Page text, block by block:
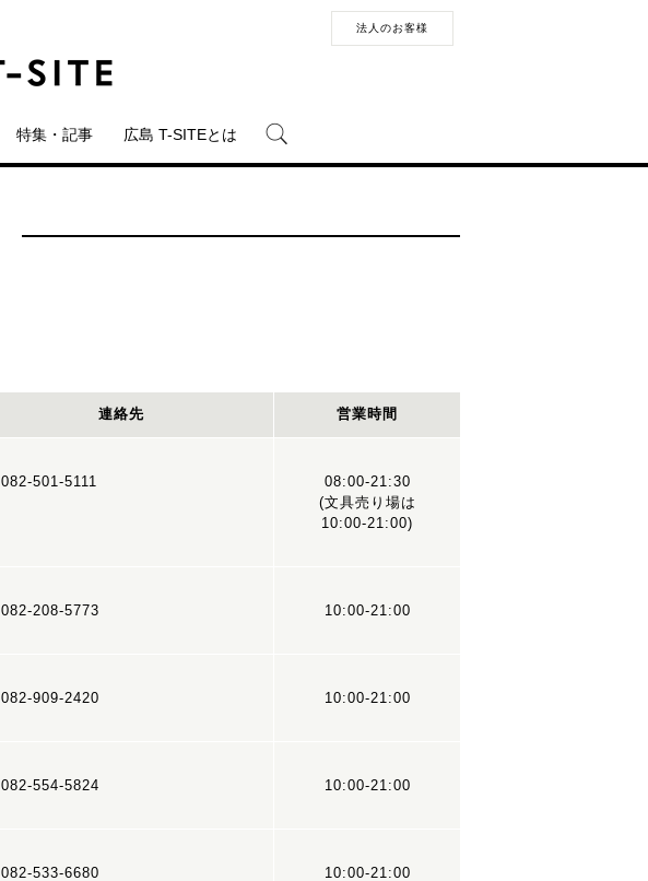
法人のお客様
特集・記事 広島 T-SITEとは
連絡先 営業時間
082-501-5111
08:00-21:30
(文具売り場は
10:00-21:00)
082-208-5773 10:00-21:00
082-909-2420 10:00-21:00
082-554-5824 10:00-21:00
082-533-6680 10:00-21:00